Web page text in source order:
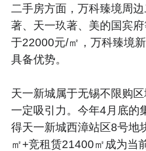
二手房方面，万科臻境周
著、天一玖著、美的国宾
于22000元/㎡，万科臻境
具备优势。
天一新城属于无锡不限购
一定吸引力。今年4月底的
得天一新城西漳站区8号地
㎡+竞租赁21400㎡成为当